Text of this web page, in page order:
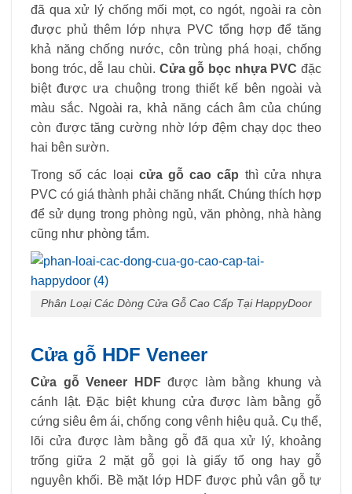
đã qua xử lý chống mối mọt, co ngót, ngoài ra còn
được phủ thêm lớp nhựa PVC tổng hợp để tăng
khả năng chống nước, côn trùng phá hoại, chống
bong tróc, dễ lau chùi. Cửa gỗ bọc nhựa PVC đặc
biệt được ưa chuộng trong thiết kế bên ngoài và
màu sắc. Ngoài ra, khả năng cách âm của chúng
còn được tăng cường nhờ lớp đệm chạy dọc theo
hai bên sườn.
Trong số các loại cửa gỗ cao cấp thì cửa nhựa
PVC có giá thành phải chăng nhất. Chúng thích hợp
để sử dụng trong phòng ngủ, văn phòng, nhà hàng
cũng như phòng tắm.
Phân Loại Các Dòng Cửa Gỗ Cao Cấp Tại HappyDoor
Cửa gỗ HDF Veneer
Cửa gỗ Veneer HDFđược làm bằng khung và
cánh lật. Đặc biệt khung cửa được làm bằng gỗ
cứng siêu êm ái, chống cong vênh hiệu quả. Cụ thể,
lõi cửa được làm bằng gỗ đã qua xử lý, khoảng
trống giữa 2 mặt gỗ gọi là giấy tổ ong hay gỗ
nguyên khối. Bề mặt lớp HDF được phủ vân gỗ tự